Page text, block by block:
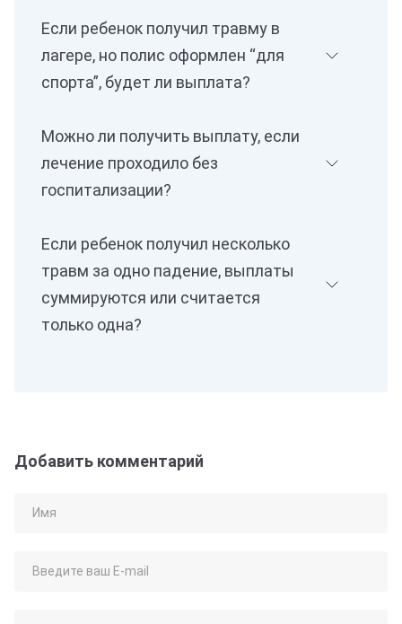
Если ребенок получил травму в
лагере, но полис оформлен “для
спорта”, будет ли выплата?
Можно ли получить выплату, если
лечение проходило без
госпитализации?
Если ребенок получил несколько
травм за одно падение, выплаты
суммируются или считается
только одна?
Добавить комментарий